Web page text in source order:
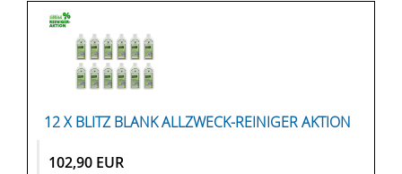
12 X BLITZ BLANK ALLZWECK-REINIGER AKTION
102,90 EUR